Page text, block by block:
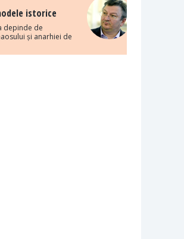
istorice
depinde de
și anarhiei de